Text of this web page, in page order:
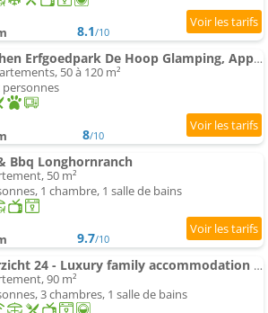
8.1/10
Dutchen Erfgoedpark De Hoop Glamping, Appartementen & Cottages
50 à 120 m²
personnes
8/10
Bbq Longhornranch
50 m²
1 chambre, 1 salle de bains
9.7/10
Meerzicht 24 - Luxury family accommodation avec lake side view
90 m²
3 chambres, 1 salle de bains